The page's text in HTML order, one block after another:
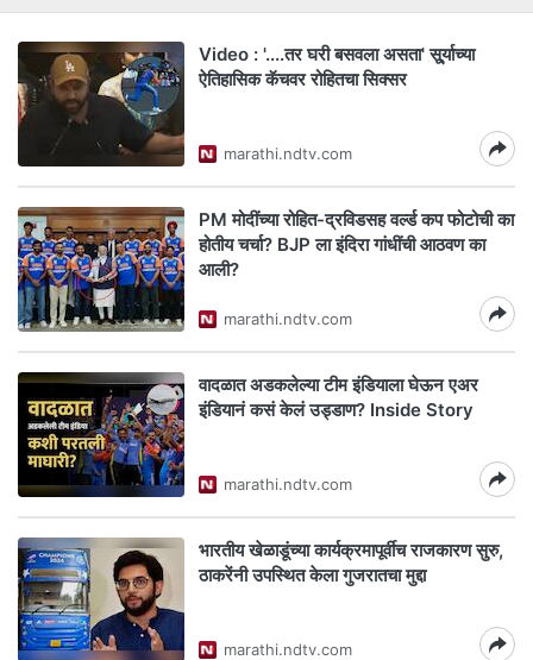
Video : '....तर घरी बसवला असता' सू्र्याच्या
ऐतिहासिक कॅचवर रोहितचा सिक्सर
marathi.ndtv.com
PM मोदींच्या रोहित-द्रविडसह वर्ल्ड कप फोटोची का
होतीय चर्चा? BJP ला इंदिरा गांधींची आठवण का
आली?
marathi.ndtv.com
वादळात अडकलेल्या टीम इंडियाला घेऊन एअर
इंडियानं कसं केलं उड्डाण? Inside Story
marathi.ndtv.com
भारतीय खेळाडूंच्या कार्यक्रमापूर्वीच राजकारण सुरु,
ठाकरेंनी उपस्थित केला गुजरातचा मुद्दा
marathi.ndtv.com